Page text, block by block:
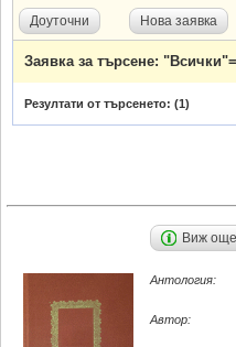
Доуточни Нова заявка
Заявка за търсене:
Резултати от търсенето: (1)
Виж
Антология:
Автор: